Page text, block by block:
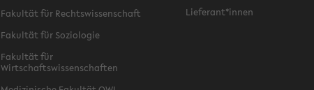
Fakultät für Rechtswissenschaft
Fakultät für Soziologie
Fakultät für
Wirtschaftswissenschaften
Lieferant*innen